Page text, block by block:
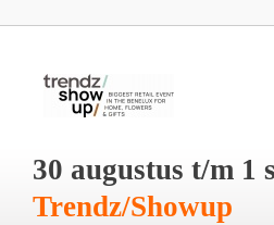
30 augustus t/m 1
Trendz/Showup